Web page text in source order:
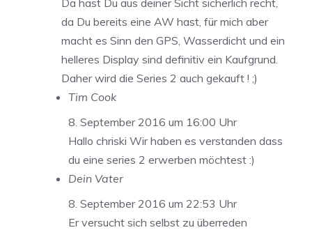
Da hast Du aus deiner Sicht sicherlich recht,
da Du bereits eine AW hast, für mich aber
macht es Sinn den GPS, Wasserdicht und ein
helleres Display sind definitiv ein Kaufgrund.
Daher wird die Series 2 auch gekauft ! ;)
Tim Cook
8. September 2016 um 16:00 Uhr
Hallo chriski Wir haben es verstanden dass
du eine series 2 erwerben möchtest :)
Dein Vater
8. September 2016 um 22:53 Uhr
Er versucht sich selbst zu überreden